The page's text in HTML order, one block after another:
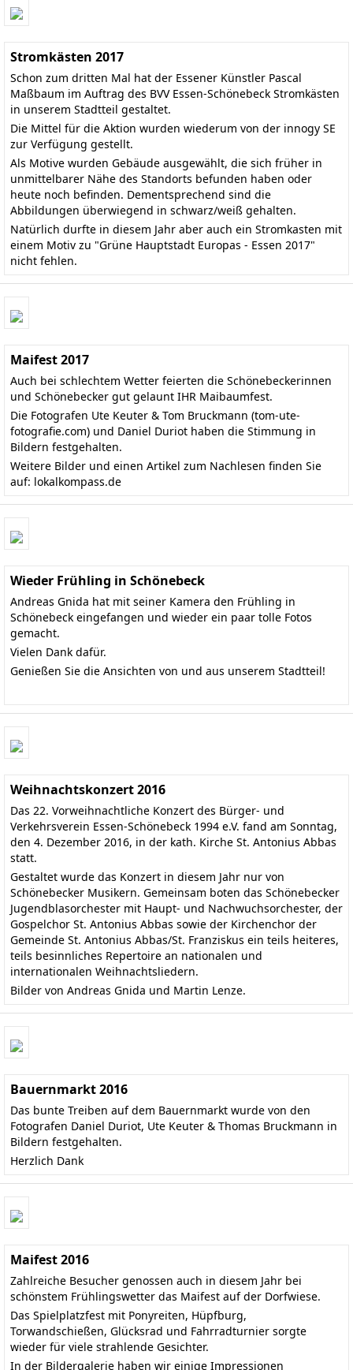
Stromkästen 2017
Schon zum dritten Mal hat der Essener Künstler Pascal
Maßbaum im Auftrag des BVV Essen-Schönebeck Stromkästen
in unserem Stadtteil gestaltet.
Die Mittel für die Aktion wurden wiederum von der innogy SE
zur Verfügung gestellt.
Als Motive wurden Gebäude ausgewählt, die sich früher in
unmittelbarer Nähe des Standorts befunden haben oder
heute noch befinden. Dementsprechend sind die
Abbildungen überwiegend in schwarz/weiß gehalten.
Natürlich durfte in diesem Jahr aber auch ein Stromkasten mit
einem Motiv zu "Grüne Hauptstadt Europas - Essen 2017"
nicht fehlen.
Maifest 2017
Auch bei schlechtem Wetter feierten die Schönebeckerinnen
und Schönebecker gut gelaunt IHR Maibaumfest.
Die Fotografen Ute Keuter & Tom Bruckmann (tom-ute-
fotografie.com) und Daniel Duriot haben die Stimmung in
Bildern festgehalten.
Weitere Bilder und einen Artikel zum Nachlesen finden Sie
auf: lokalkompass.de
Wieder Frühling in Schönebeck
Andreas Gnida hat mit seiner Kamera den Frühling in
Schönebeck eingefangen und wieder ein paar tolle Fotos
gemacht.
Vielen Dank dafür.
Genießen Sie die Ansichten von und aus unserem Stadtteil!
Weihnachtskonzert 2016
Das 22. Vorweihnachtliche Konzert des Bürger- und
Verkehrsverein Essen-Schönebeck 1994 e.V. fand am Sonntag,
den 4. Dezember 2016, in der kath. Kirche St. Antonius Abbas
statt.
Gestaltet wurde das Konzert in diesem Jahr nur von
Schönebecker Musikern. Gemeinsam boten das Schönebecker
Jugendblasorchester mit Haupt- und Nachwuchsorchester, der
Gospelchor St. Antonius Abbas sowie der Kirchenchor der
Gemeinde St. Antonius Abbas/St. Franziskus ein teils heiteres,
teils besinnliches Repertoire an nationalen und
internationalen Weihnachtsliedern.
Bilder von Andreas Gnida und Martin Lenze.
Bauernmarkt 2016
Das bunte Treiben auf dem Bauernmarkt wurde von den
Fotografen Daniel Duriot, Ute Keuter & Thomas Bruckmann in
Bildern festgehalten.
Herzlich Dank
Maifest 2016
Zahlreiche Besucher genossen auch in diesem Jahr bei
schönstem Frühlingswetter das Maifest auf der Dorfwiese.
Das Spielplatzfest mit Ponyreiten, Hüpfburg,
Torwandschießen, Glücksrad und Fahrradturnier sorgte
wieder für viele strahlende Gesichter.
In der Bildergalerie haben wir einige Impressionen